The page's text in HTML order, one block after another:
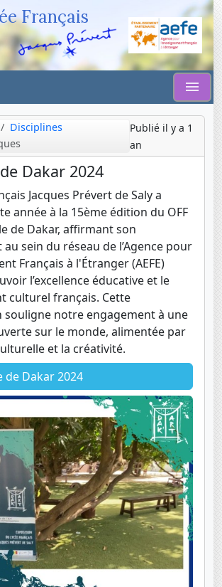
Français
Disciplines
Publié il y a 1
an
Dakar 2024
Jacques Prévert de Saly a
année à la 15ème édition du OFF
de Dakar, affirmant son
sein du réseau de l’Agence pour
Français à l'Étranger (AEFE)
l’excellence éducative et le
culturel français. Cette
notre engagement à une
sur le monde, alimentée par
et la créativité.
de Dakar 2024